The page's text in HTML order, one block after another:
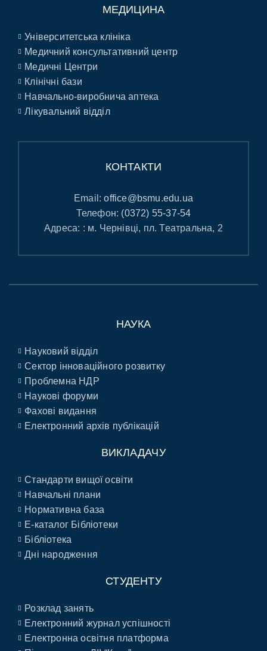
МЕДИЦИНА
Університетська клініка
Медичний консультативний центр
Медичні Центри
Клінічні бази
Навчально-виробнича аптека
Лікувальний відділ
КОНТАКТИ
Email:office@bsmu.edu.ua
Телефон: (0372) 55-37-54
Адреса: : м. Чернівці, пл. Театральна, 2
НАУКА
Науковий відділ
Сектор інноваційного розвитку
Проблемна НДР
Наукові форуми
Фахові видання
Електронний архів публікацій
ВИКЛАДАЧУ
Стандарти вищої освіти
Навчальні плани
Нормативна база
E-каталог Бібліотеки
Бібліотека
Дні народження
СТУДЕНТУ
Розклад занять
Електронний журнал успішності
Електронна освітня платформа